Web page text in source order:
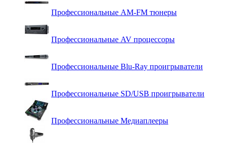
Профессиональные AM-FM тюнеры
Профессиональные AV процессоры
Профессиональные Blu-Ray проигрыватели
Профессиональные SD/USB проигрыватели
Профессиональные Медиаплееры